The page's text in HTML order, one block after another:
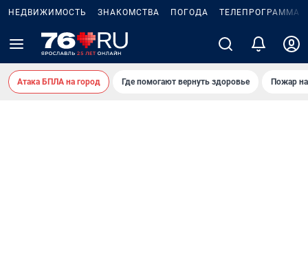
НЕДВИЖИМОСТЬ ЗНАКОМСТВА ПОГОДА ТЕЛЕПРОГРАММА
Атака БПЛА на город Где помогают вернуть здоровье Пожар